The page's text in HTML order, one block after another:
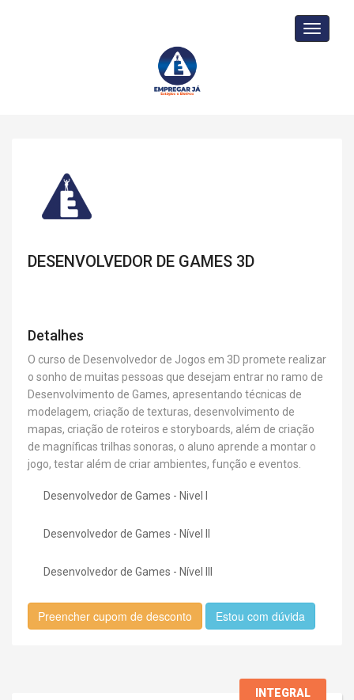
Toggle
DESENVOLVEDOR DE GAMES 3D
Detalhes
O curso de Desenvolvedor de Jogos em 3D promete realizar
o sonho de muitas pessoas que desejam entrar no ramo de
Desenvolvimento de Games, apresentando técnicas de
modelagem, criação de texturas, desenvolvimento de
mapas, criação de roteiros e storyboards, além de criação
de magníficas trilhas sonoras, o aluno aprende a montar o
jogo, testar além de criar ambientes, função e eventos.
Desenvolvedor de Games - Nivel I
Desenvolvedor de Games - Nível II
Desenvolvedor de Games - Nível III
Preencher cupom de desconto Estou com dúvida
INTEGRAL